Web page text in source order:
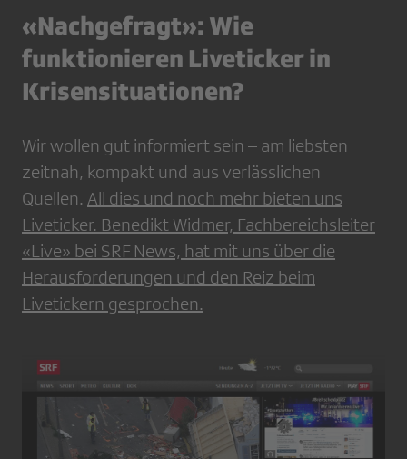
«Nachgefragt»: Wie
funktionieren Liveticker in
Krisensituationen?
Wir wollen gut informiert sein – am liebsten
zeitnah, kompakt und aus verlässlichen
Quellen. All dies und noch mehr bieten uns
Liveticker. Benedikt Widmer, Fachbereichsleiter
«Live» bei SRF News, hat mit uns über die
Herausforderungen und den Reiz beim
Livetickern gesprochen.